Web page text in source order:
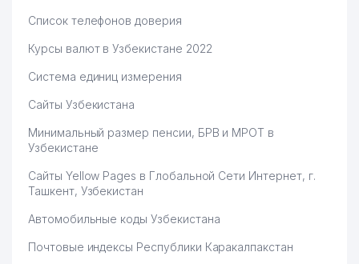
Список телефонов доверия
Курсы валют в Узбекистане 2022
Система единиц измерения
Сайты Узбекистана
Минимальный размер пенсии, БРВ и МРОТ в
Узбекистане
Сайты Yellow Pages в Глобальной Сети Интернет, г.
Ташкент, Узбекистан
Автомобильные коды Узбекистана
Почтовые индексы Республики Каракалпакстан